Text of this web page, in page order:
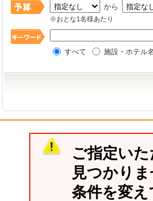
から
※おとな1名様あたり
すべて 施設・ホテル名
ご指定い
見つかりま
条件を変